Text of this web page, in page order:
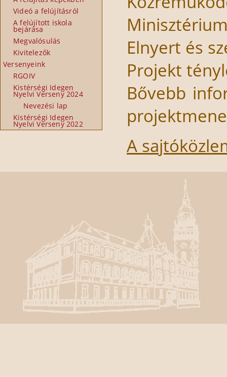
Videó a felújításról
A felújított iskola
bejárása
Megvalósulás
Kivitelezők
Versenyeink
RGOIV
Kistérségi Idegen
Nyelvi Verseny 2024
Nevezési lap
Kistérségi Idegen
Nyelvi Verseny 2022
Elnyert és
Projekt
Bővebb
A